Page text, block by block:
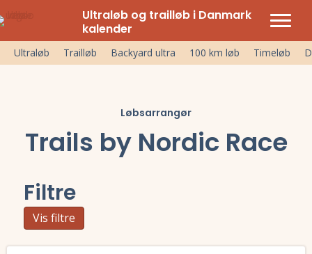
Ultraløb og trailløb i Danmark
kalender
Ultraløb Trailløb Backyard ultra 100 km løb Timeløb
Løbsarrangør
Trails by Nordic Race
Filtre
Vis filtre